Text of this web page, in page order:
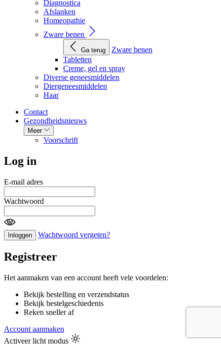
Diagnostica
Afslanken
Homeopathie
Zware benen
Ga terug
Zware benen
Tabletten
Creme, gel en spray
Diverse geneesmiddelen
Diergeneesmiddelen
Haar
Contact
Gezondheidsnieuws
Meer
Voorschrift
Log in
E-mail adres
Wachtwoord
Inloggen Wachtwoord vergeten?
Registreer
Het aanmaken van een account heeft vele voordelen:
Bekijk bestelling en verzendstatus
Bekijk bestelgeschiedenis
Reken sneller af
Account aanmaken
Activeer licht modus